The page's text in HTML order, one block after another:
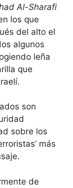
Al-Sharafi
los que
del alto el
algunos
leña
que
son
sobre los
más
de